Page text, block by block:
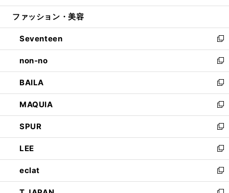
開
ウ
開
く
ン
ウ
で
開
く
ウ
ン
ド
ウ
で
開
く
ファッション・美容
Seventeen
新
し
い
ウ
ィ
ン
ド
ウ
で
開
く
non-no
新
し
い
ウ
ィ
ン
ド
ウ
で
開
く
BAILA
新
し
い
ウ
ィ
ン
ド
ウ
で
開
MAQUIA
新
し
い
ウ
ィ
ン
ド
ウ
SPUR
新
し
い
ウ
ィ
ン
LEE
新
し
い
ウ
eclat
新
し